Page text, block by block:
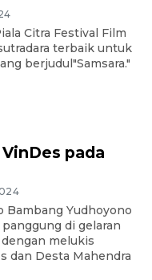
Citra Festival Film
terbaik untuk
berjudul"Samsara."
pada
Bambang Yudhoyono
di gelaran
melukis
dan Desta Mahendra